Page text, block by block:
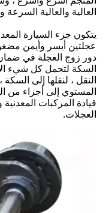
العالية والعالية السرعة
يتكون جزء السيارة
عجلتين أيسر وأيمن
دور زوج العجلة في
السكة لتحمل كل شيء
النقل ، لنقلها إلى
المستوي إلى أجزاء من
قيادة المركبات
العجلات.